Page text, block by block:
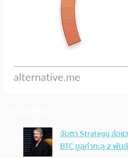
จับตา Strategy ส่อแ
BTC มูลค่าทะลุ 2 พัน